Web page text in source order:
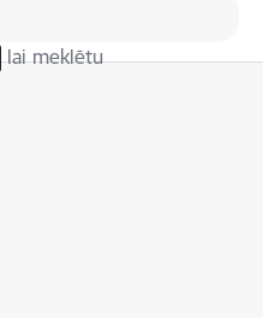
lai meklētu